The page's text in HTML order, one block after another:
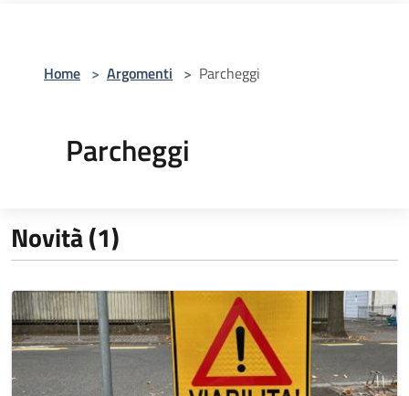
Home > Argomenti > Parcheggi
Parcheggi
Novità (1)